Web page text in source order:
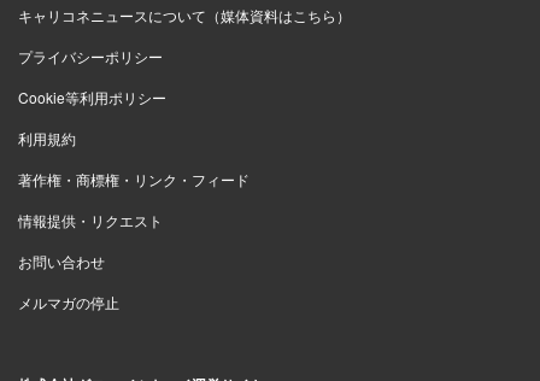
キャリコネニュースについて（媒体資料はこちら）
プライバシーポリシー
Cookie等利用ポリシー
利用規約
著作権・商標権・リンク・フィード
情報提供・リクエスト
お問い合わせ
メルマガの停止